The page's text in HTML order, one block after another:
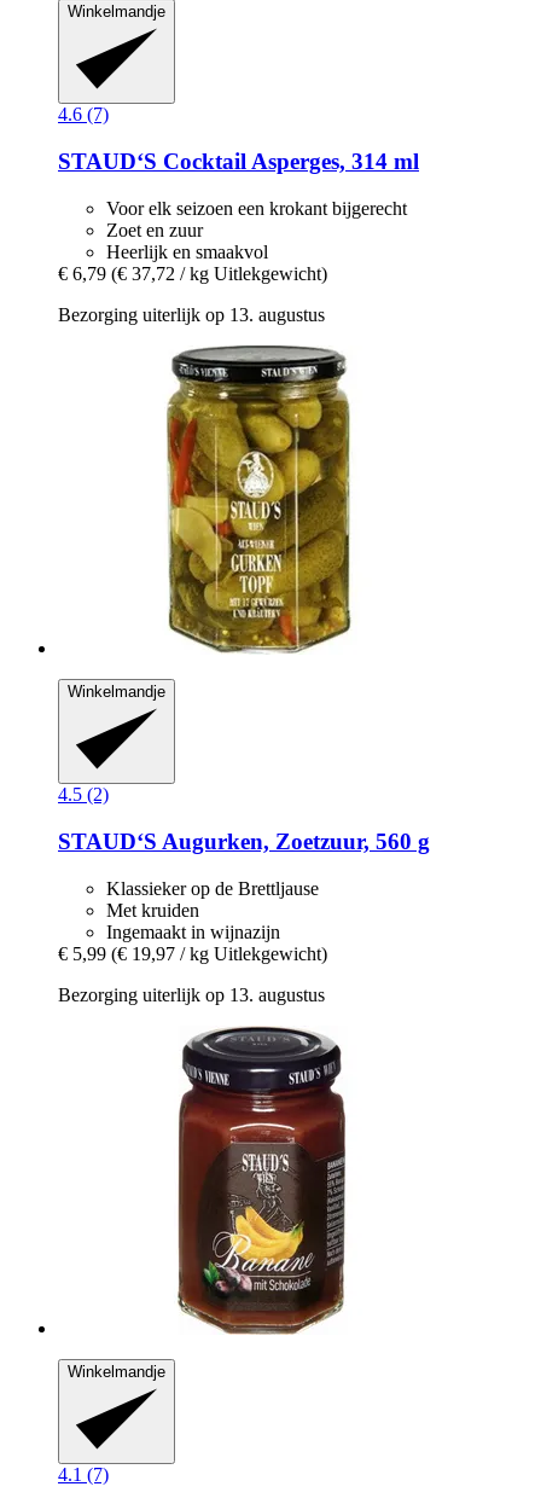
Winkelmandje
4.6 (7)
STAUD‘S Cocktail Asperges, 314 ml
Voor elk seizoen een krokant bijgerecht
Zoet en zuur
Heerlijk en smaakvol
€ 6,79 (€ 37,72 / kg Uitlekgewicht)
Bezorging uiterlijk op 13. augustus
Winkelmandje
4.5 (2)
STAUD‘S Augurken, Zoetzuur, 560 g
Klassieker op de Brettljause
Met kruiden
Ingemaakt in wijnazijn
€ 5,99 (€ 19,97 / kg Uitlekgewicht)
Bezorging uiterlijk op 13. augustus
Winkelmandje
4.1 (7)